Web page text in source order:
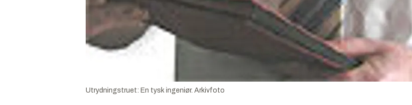
Utrydningstruet: En tysk ingeniør. Arkivfoto